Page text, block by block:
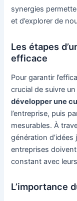
synergies
et d’explorer de
Les étapes
efficace
Pour garantir
crucial de suivre
développer une
l’entreprise, puis
mesurables. À
génération d’idées
entreprises
constant avec
L’importance